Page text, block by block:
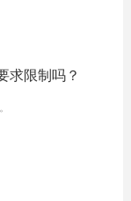
求限制吗？